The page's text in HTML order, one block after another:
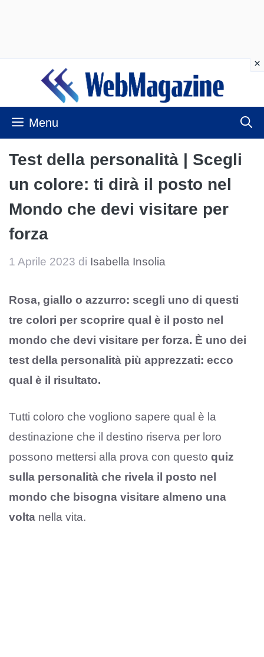
contenuto
Menu
Test della personalità | Scegli
un colore: ti dirà il posto nel
Mondo che devi visitare per
forza
1 Aprile 2023 di Isabella Insolia
Rosa, giallo o azzurro: scegli uno di questi
tre colori per scoprire qual è il posto nel
mondo che devi visitare per forza. È uno dei
test della personalità più apprezzati: ecco
qual è il risultato.
Tutti coloro che vogliono sapere qual è la
destinazione che il destino riserva per loro
possono mettersi alla prova con questo quiz
sulla personalità che rivela il posto nel
mondo che bisogna visitare almeno una
volta nella vita.